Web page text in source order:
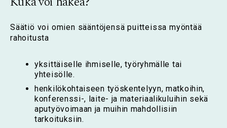
Säätiö voi omien sääntöjensä puitteissa myöntää
rahoitusta
yksittäiselle ihmiselle, työryhmälle tai
yhteisölle.
henkilökohtaiseen työskentelyyn, matkoihin,
konferenssi-, laite- ja materiaalikuluihin sekä
aputyövoimaan ja muihin mahdollisiin
tarkoituksiin.